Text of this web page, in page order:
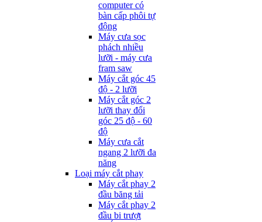
computer có
bàn cấp phôi tự
động
Máy cưa sọc
phách nhiều
lưỡi - máy cưa
fram saw
Máy cắt góc 45
độ - 2 lưỡi
Máy cắt góc 2
lưỡi thay đổi
góc 25 độ - 60
độ
Máy cưa cắt
ngang 2 lưỡi đa
năng
Loại máy cắt phay
Máy cắt phay 2
đầu băng tải
Máy cắt phay 2
đầu bi trượt